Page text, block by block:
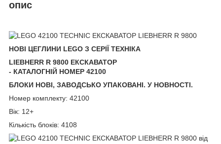
опис
НОВІ ЦЕГЛИНИ LEGO З СЕРІЇ ТЕХНІКА
LIEBHERR R 9800 ЕКСКАВАТОР
- КАТАЛОГНІЙ НОМЕР 42100
БЛОКИ НОВІ, ЗАВОДСЬКО УПАКОВАНІ. У НОВНОСТІ.
Номер комплекту: 42100
Вік: 12+
Кількість блоків: 4108